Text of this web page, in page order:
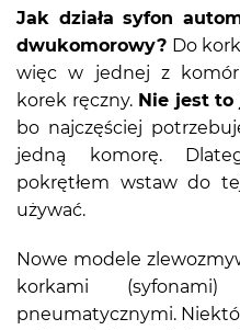
Jak działa syfon
dwukomorowy? Do
więc w jednej z
korek ręczny. Nie jest
bo najczęściej
jedną komorę.
pokrętłem wstaw do
używać.
Nowe modele
korkami
pneumatycznymi.